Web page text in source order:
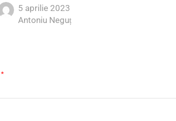
5 aprilie 2023
Author
Antoniu Neguț
*